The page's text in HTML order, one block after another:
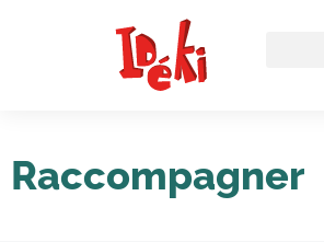
Raccompagner